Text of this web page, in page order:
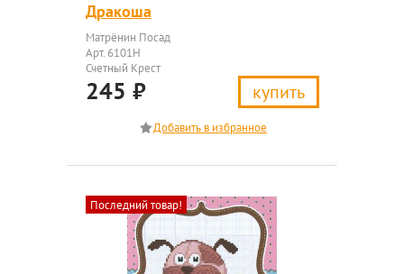
Дракоша
Матрёнин Посад
Арт. 6101Н
Счетный Крест
245 ₽ купить
Последний товар!